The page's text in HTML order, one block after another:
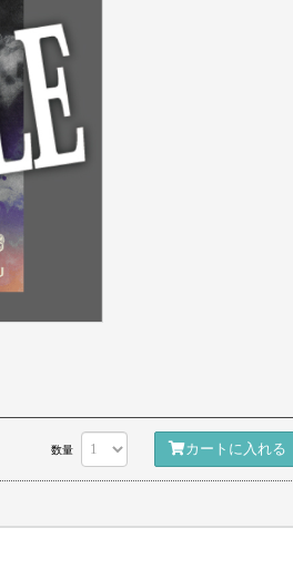
数量 カートに入れる